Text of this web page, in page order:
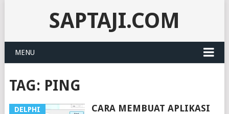
SAPTAJI.COM
MENU
TAG: PING
DELPHI
CARA MEMBUAT APLIKASI